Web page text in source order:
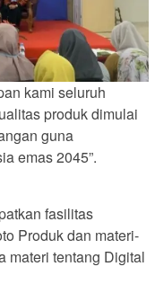
kami seluruh
produk dimulai
guna
emas 2045”.
fasilitas
Produk dan materi-
materi tentang Digital